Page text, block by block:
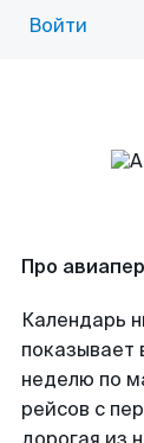
Войти
Про
Календарь
показывает
неделю по
рейсов с